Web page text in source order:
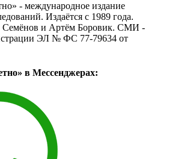
- международное издание
Издаётся с 1989 года.
и Артём Боровик. CМИ -
ЭЛ № ФС 77-79634 от
в Мессенджерах: